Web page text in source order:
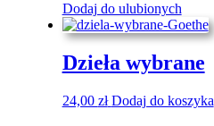
Dodaj do ulubionych
Dzieła wybrane
24,00 zł Dodaj do koszyka